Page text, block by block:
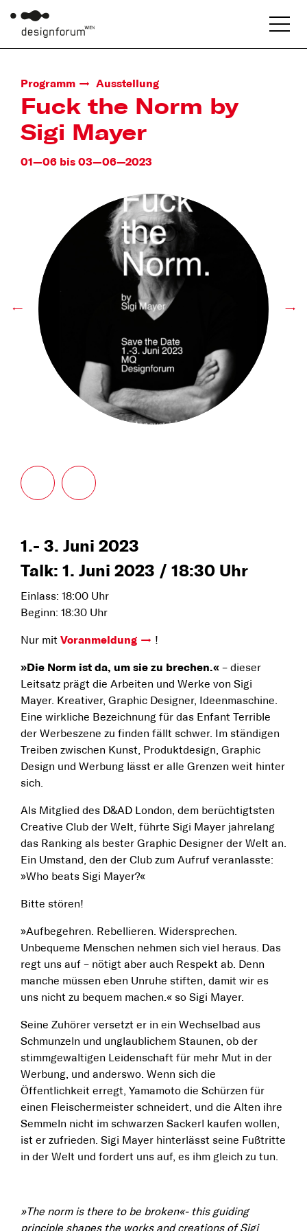
Programm Ausstellung
Fuck the Norm by
Sigi Mayer
01—06 bis 03—06—2023
← →
1.- 3. Juni 2023
Talk: 1. Juni 2023 / 18:30 Uhr
Einlass: 18:00 Uhr
Beginn: 18:30 Uhr
Nur mit Voranmeldung !
»Die Norm ist da, um sie zu brechen.« – dieser
Leitsatz prägt die Arbeiten und Werke von Sigi
Mayer. Kreativer, Graphic Designer, Ideenmaschine.
Eine wirkliche Bezeichnung für das Enfant Terrible
der Werbeszene zu finden fällt schwer. Im ständigen
Treiben zwischen Kunst, Produktdesign, Graphic
Design und Werbung lässt er alle Grenzen weit hinter
sich.
Als Mitglied des D&AD London, dem berüchtigtsten
Creative Club der Welt, führte Sigi Mayer jahrelang
das Ranking als bester Graphic Designer der Welt an.
Ein Umstand, den der Club zum Aufruf veranlasste:
»Who beats Sigi Mayer?«
Bitte stören!
»Aufbegehren. Rebellieren. Widersprechen.
Unbequeme Menschen nehmen sich viel heraus. Das
regt uns auf – nötigt aber auch Respekt ab. Denn
manche müssen eben Unruhe stiften, damit wir es
uns nicht zu bequem machen.« so Sigi Mayer.
Seine Zuhörer versetzt er in ein Wechselbad aus
Schmunzeln und unglaublichem Staunen, ob der
stimmgewaltigen Leidenschaft für mehr Mut in der
Werbung, und anderswo. Wenn sich die
Öffentlichkeit erregt, Yamamoto die Schürzen für
einen Fleischermeister schneidert, und die Alten ihre
Semmeln nicht im schwarzen Sackerl kaufen wollen,
ist er zufrieden. Sigi Mayer hinterlässt seine Fußtritte
in der Welt und fordert uns auf, es ihm gleich zu tun.
»The norm is there to be broken«- this guiding
principle shapes the works and creations of Sigi